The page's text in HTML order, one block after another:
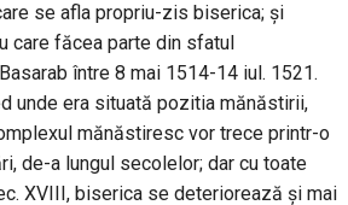
se afla propriu-zis biserica; și
care făcea parte din sfatul
între 8 mai 1514-14 iul. 1521.
unde era situată pozitia mănăstirii,
mănăstiresc vor trece printr-o
de-a lungul secolelor; dar cu toate
XVIII, biserica se deteriorează și mai